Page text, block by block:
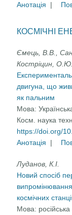
Анотація
|
КОСМІЧНІ
Ємець, В.В.,
Костріцин,
двигуна, що
як пальним
Мова:
Косм. наука
https://doi.org/
Анотація
|
Луданов, К.І.
Новий спосіб
космічних
Мова: російська